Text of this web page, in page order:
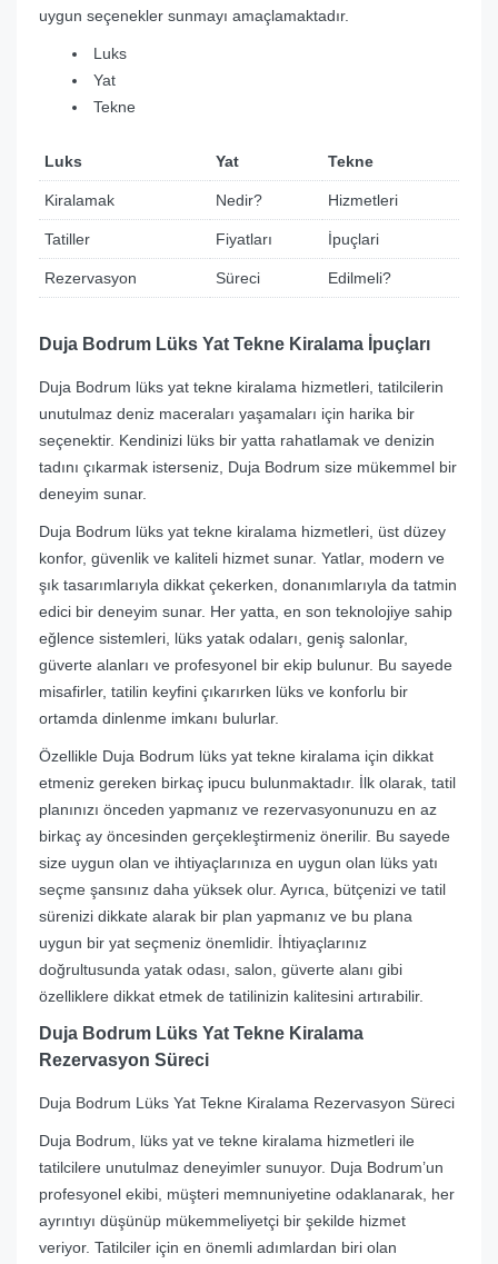
uygun seçenekler sunmayı amaçlamaktadır.
Luks
Yat
Tekne
Luks Yat Tekne
Kiralamak Nedir? Hizmetleri
Tatiller Fiyatları İpuçlari
Rezervasyon Süreci Edilmeli?
Duja Bodrum Lüks Yat Tekne Kiralama İpuçları
Duja Bodrum lüks yat tekne kiralama hizmetleri, tatilcilerin
unutulmaz deniz maceraları yaşamaları için harika bir
seçenektir. Kendinizi lüks bir yatta rahatlamak ve denizin
tadını çıkarmak isterseniz, Duja Bodrum size mükemmel bir
deneyim sunar.
Duja Bodrum lüks yat tekne kiralama hizmetleri, üst düzey
konfor, güvenlik ve kaliteli hizmet sunar. Yatlar, modern ve
şık tasarımlarıyla dikkat çekerken, donanımlarıyla da tatmin
edici bir deneyim sunar. Her yatta, en son teknolojiye sahip
eğlence sistemleri, lüks yatak odaları, geniş salonlar,
güverte alanları ve profesyonel bir ekip bulunur. Bu sayede
misafirler, tatilin keyfini çıkarırken lüks ve konforlu bir
ortamda dinlenme imkanı bulurlar.
Özellikle Duja Bodrum lüks yat tekne kiralama için dikkat
etmeniz gereken birkaç ipucu bulunmaktadır. İlk olarak, tatil
planınızı önceden yapmanız ve rezervasyonunuzu en az
birkaç ay öncesinden gerçekleştirmeniz önerilir. Bu sayede
size uygun olan ve ihtiyaçlarınıza en uygun olan lüks yatı
seçme şansınız daha yüksek olur. Ayrıca, bütçenizi ve tatil
sürenizi dikkate alarak bir plan yapmanız ve bu plana
uygun bir yat seçmeniz önemlidir. İhtiyaçlarınız
doğrultusunda yatak odası, salon, güverte alanı gibi
özelliklere dikkat etmek de tatilinizin kalitesini artırabilir.
Duja Bodrum Lüks Yat Tekne Kiralama
Rezervasyon Süreci
Duja Bodrum Lüks Yat Tekne Kiralama Rezervasyon Süreci
Duja Bodrum, lüks yat ve tekne kiralama hizmetleri ile
tatilcilere unutulmaz deneyimler sunuyor. Duja Bodrum’un
profesyonel ekibi, müşteri memnuniyetine odaklanarak, her
ayrıntıyı düşünüp mükemmeliyetçi bir şekilde hizmet
veriyor. Tatilciler için en önemli adımlardan biri olan